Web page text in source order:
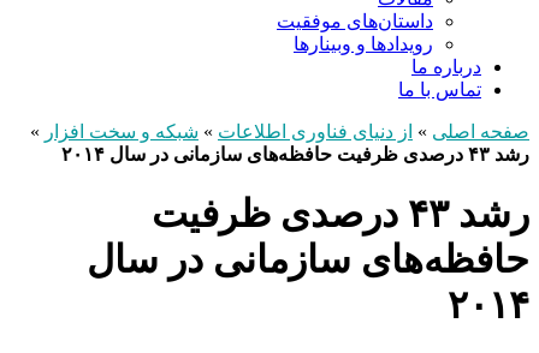
داستان‌های موفقیت
رویدادها و وبینارها
درباره ما
تماس با ما
صفحه اصلی » از دنیای فناوری اطلاعات » شبکه و سخت افزار »
رشد ۴۳ درصدی ظرفیت حافظه‌های سازمانی در سال ۲۰۱۴
رشد ۴۳ درصدی ظرفیت
حافظه‌های سازمانی در سال
۲۰۱۴